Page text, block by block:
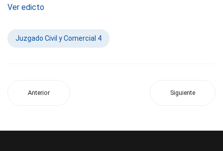
Ver edicto
Juzgado Civil y Comercial 4
Anterior Siguiente